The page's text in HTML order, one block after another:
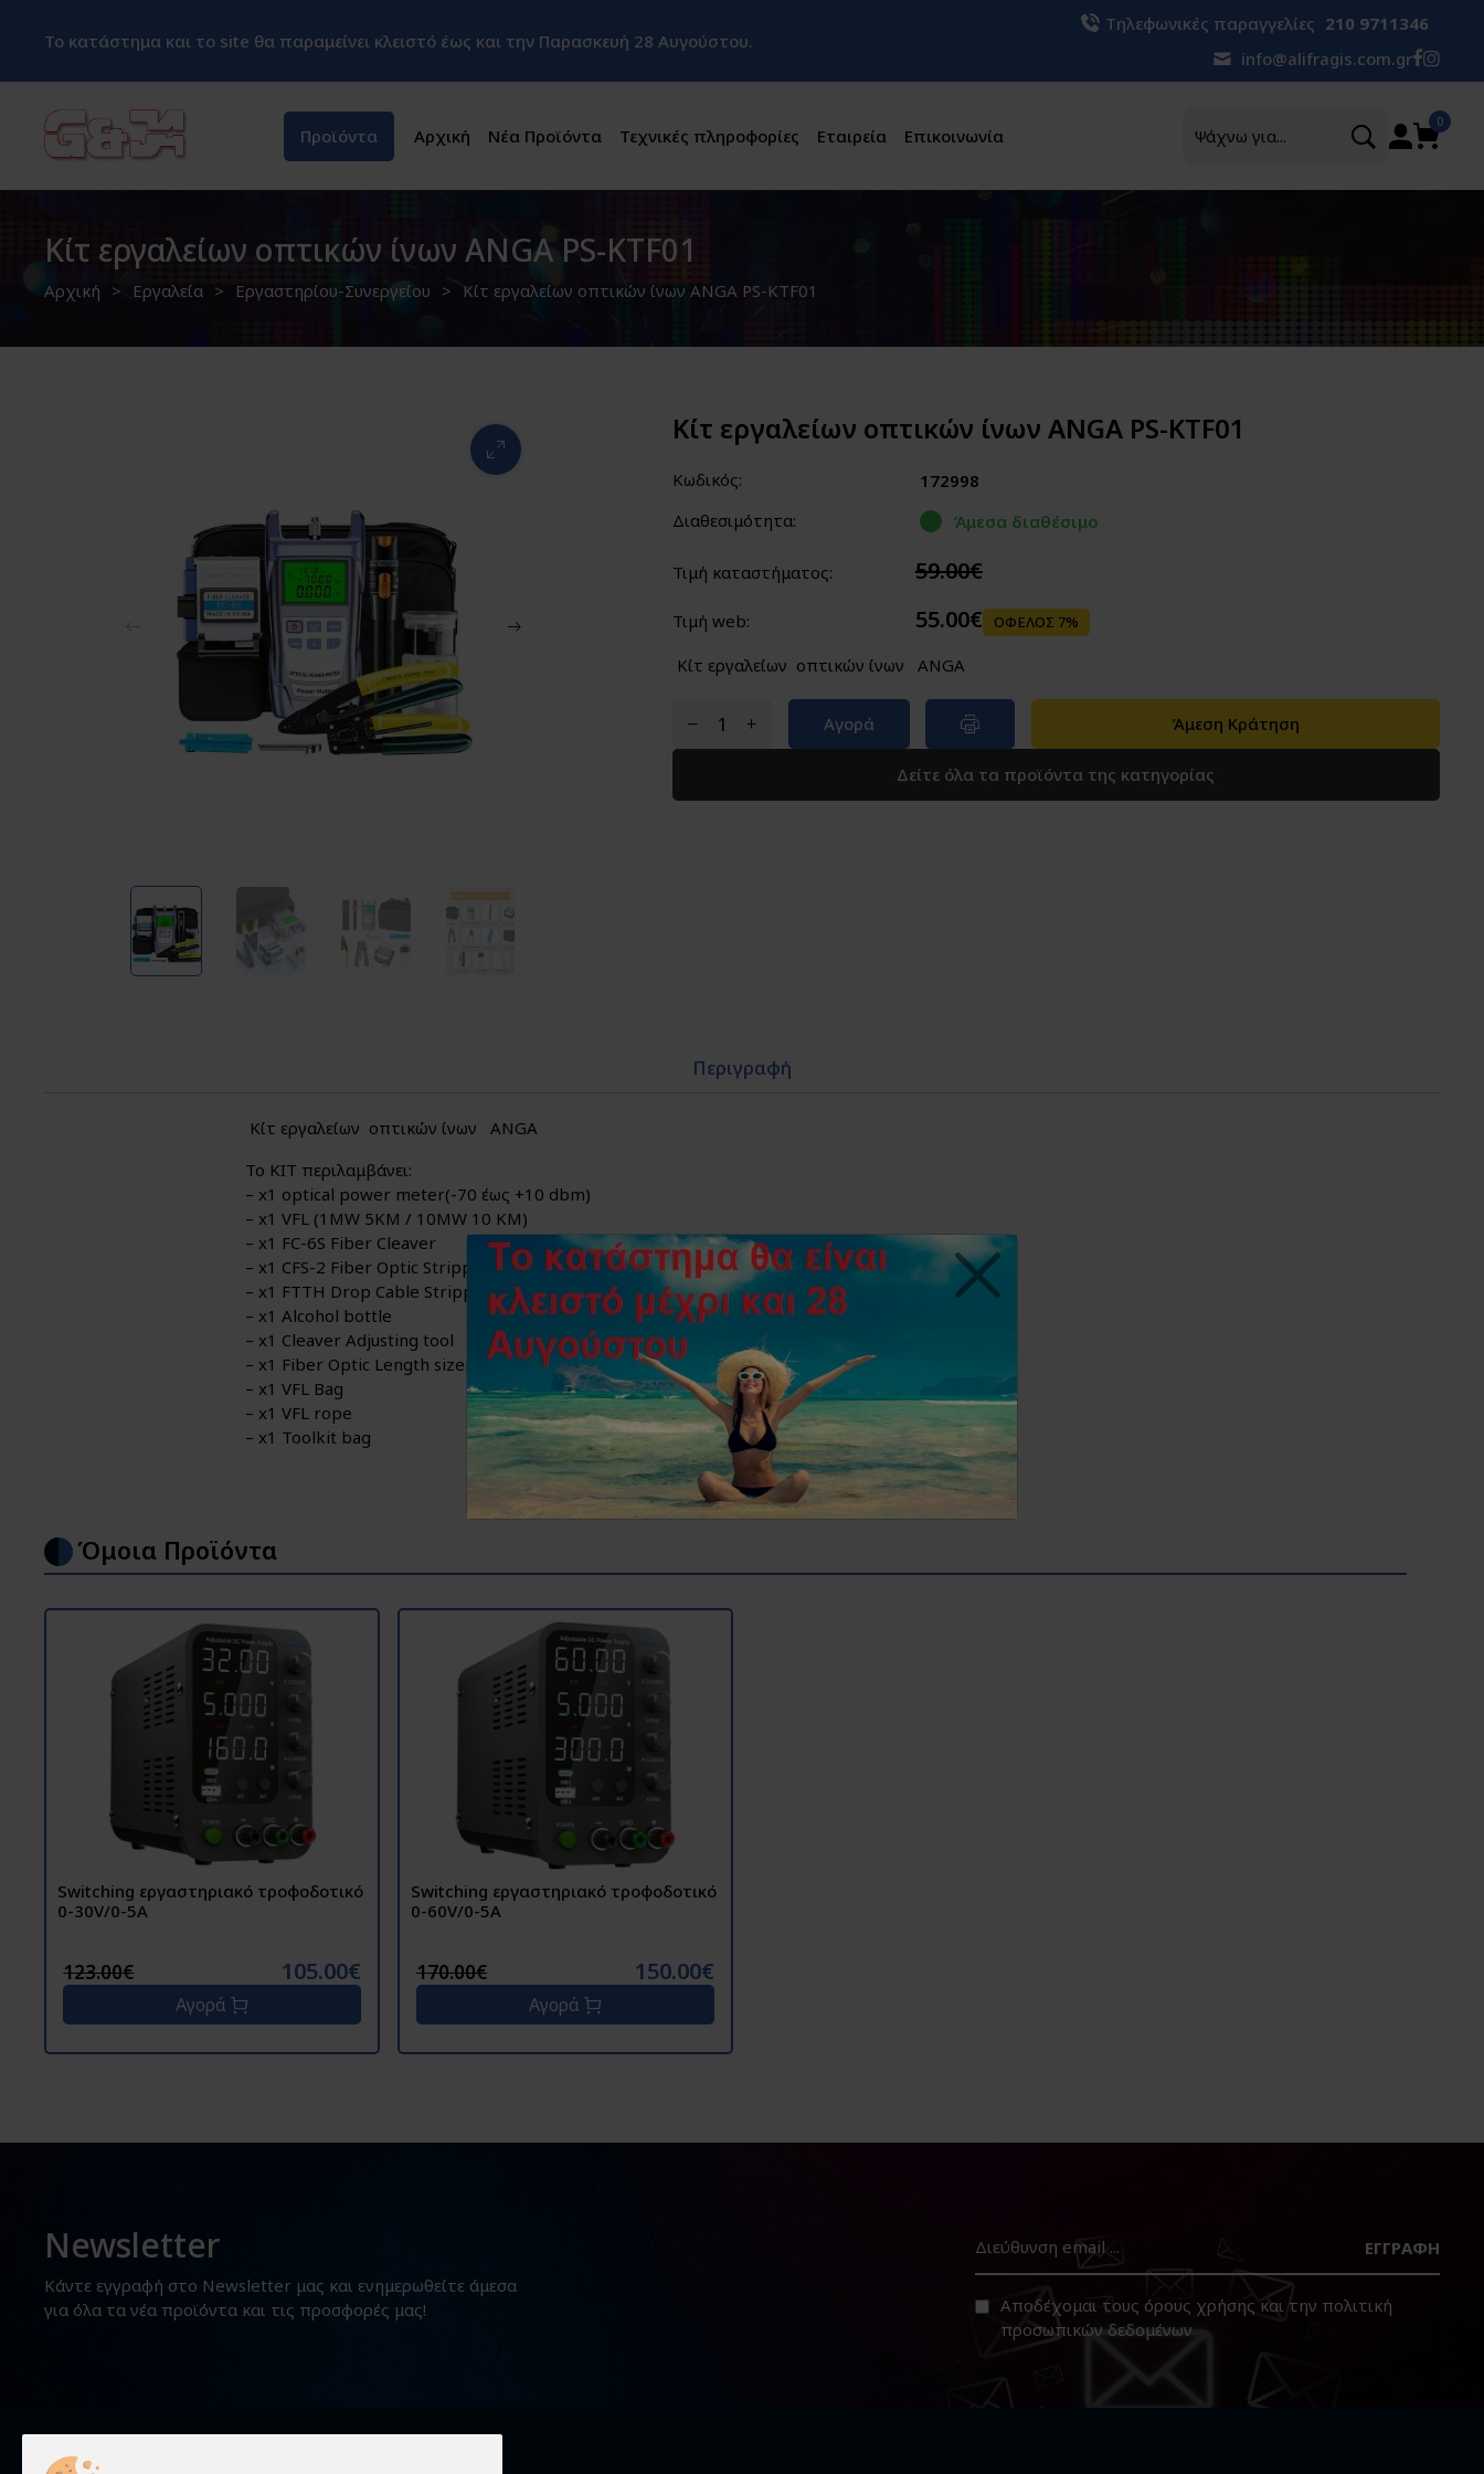
Το κατάστημα και το site θα παραμείνει κλειστό έως και την Παρασκευή 28 Αυγούστου.
Τηλεφωνικές παραγγελίες 210 9711346
info@alifragis.com.gr
Προϊόντα Αρχική Νέα Προϊόντα Τεχνικές πληροφορίες Εταιρεία Επικοινωνία
0
Κίτ εργαλείων οπτικών ίνων ANGA PS-KTF01
Αρχική Εργαλεία Εργαστηρίου-Συνεργείου Κίτ εργαλείων οπτικών ίνων ANGA PS-KTF01
Κίτ εργαλείων οπτικών ίνων ANGA PS-KTF01
Κωδικός:
172998
Διαθεσιμότητα:
Άμεσα διαθέσιμο
Τιμή καταστήματος: 59.00€
Τιμή web: 55.00€ ΟΦΕΛΟΣ 7%
Κίτ εργαλείων οπτικών ίνων ANGA
Αγορά Άμεση Κράτηση
Δείτε όλα τα προϊόντα της κατηγορίας
Περιγραφή
Κίτ εργαλείων οπτικών ίνων ANGA
Το ΚΙΤ περιλαμβάνει:
– x1 optical power meter(-70 έως +10 dbm)
– x1 VFL (1MW 5KM / 10MW 10 KM)
– x1 FC-6S Fiber Cleaver
– x1 CFS-2 Fiber Optic Stripper
– x1 FTTH Drop Cable Stripper
– x1 Alcohol bottle
– x1 Cleaver Adjusting tool
– x1 Fiber Optic Length sizer
– x1 VFL Bag
– x1 VFL rope
– x1 Toolkit bag
Όμοια Προϊόντα
Switching εργαστηριακό τροφοδοτικό
0-30V/0-5A
123.00€ 105.00€
Αγορά
Switching εργαστηριακό τροφοδοτικό
0-60V/0-5A
170.00€ 150.00€
Αγορά
Newsletter
Κάντε εγγραφή στο Newsletter μας και ενημερωθείτε άμεσα
για όλα τα νέα προϊόντα και τις προσφορές μας!
ΕΓΓΡΑΦΉ
Αποδέχομαι τους όρους χρήσης και την πολιτική
προσωπικών δεδομένων